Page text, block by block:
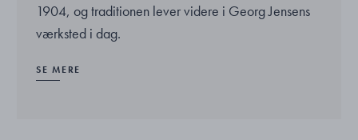
1904, og traditionen lever videre i Georg Jensens
værksted i dag.
SE MERE